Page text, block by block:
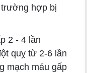
hợp bị
2 - 4 lần
quỵ từ 2-6 lần
mạch máu gấp